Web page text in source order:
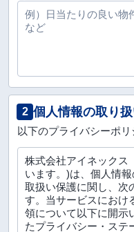
2 個人情報の取り
以下のプライバシーポリ
株式会社アイネック
います。)は、個人情
取扱い保護に関し、次
す。当サービスにおけ
領について以下に開示
たプライバシー・ステ